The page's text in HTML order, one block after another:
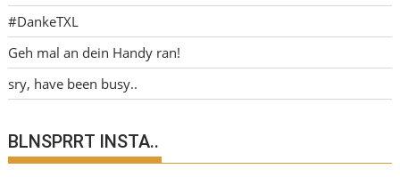
#DankeTXL
Geh mal an dein Handy ran!
sry, have been busy..
BLNSPRRT INSTA..